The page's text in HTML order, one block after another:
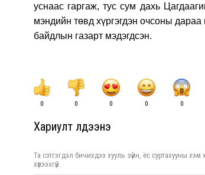
уснаас гаргаж, тус сум дахь
мэндийн төвд хүргэгдэн очсоны
байдлын газарт мэдэгдсэн.
0 0 0 0 0
Хариулт үлдээнэ үү
Та сэтгэгдэл бичихдээ хууль зүйн, ёс суртахууны
хүлээхгүй.